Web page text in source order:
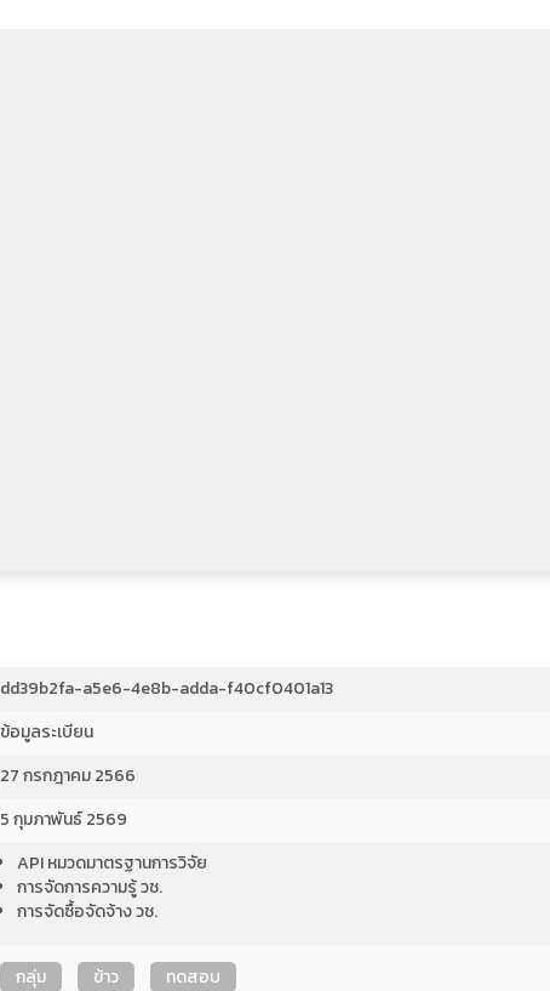
dd39b2fa-a5e6-4e8b-adda-f40cf0401a13
ข้อมูลระเบียน
27 กรกฎาคม 2566
5 กุมภาพันธ์ 2569
API หมวดมาตรฐานการวิจัย
การจัดการความรู้ วช.
การจัดซื้อจัดจ้าง วช.
กลุ่ม ข้าว ทดสอบ